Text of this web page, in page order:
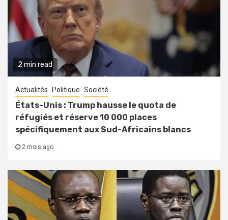
2 min read
Actualités Politique Société
États-Unis : Trump hausse le quota de
réfugiés et réserve 10 000 places
spécifiquement aux Sud-Africains blancs
2 mois ago